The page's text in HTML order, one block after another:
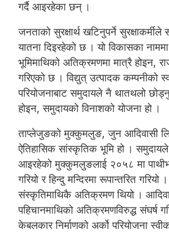
गर्दै आइरहेका छन् ।
जनताको सुरक्षार्थ खटिनुपर्ने
यातना दिइरहेको छ । यो विकासका
भूमिमाथिको अतिक्रमणमा मात्रै होइन,
गरिएको छ । विद्युत् उत्पादक कम्पनीको
परियोजनाबाट समुदायले नै थातथलो
होइन, समुदायको विनाशको योजना हो ।
ताप्लेजुङको मुक्कुमलुङ, जुन आदिवासी
ऐतिहासिक सांस्कृतिक भूमि हो । समुदायले
आइरहेको मुक्कुमलुङलाई २०५८ मा
गरियो र हिन्दु मन्दिरमा रूपान्तरित
संस्कृतिमाथिकै अतिक्रमण थियो ।
पहिचानमाथिको अतिक्रमणविरुद्ध संघर्ष
केबलकार निर्माणको अर्को परियोजना